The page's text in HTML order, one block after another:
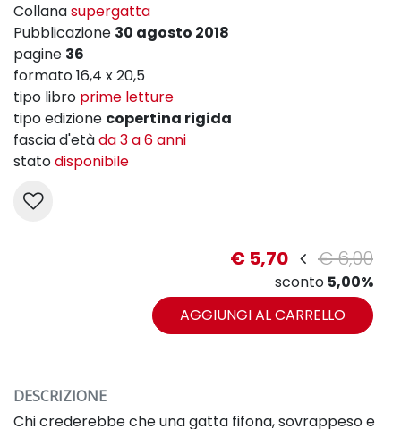
Collanasupergatta
Pubblicazione 30 agosto 2018
pagine 36
formato 16,4 x 20,5
tipo libro prime letture
tipo edizione copertina rigida
fascia d'etàda 3 a 6 anni
statodisponibile
€ 5,70 € 6,00
sconto 5,00%
AGGIUNGI AL CARRELLO
DESCRIZIONE
Chi crederebbe che una gatta fifona, sovrappeso e